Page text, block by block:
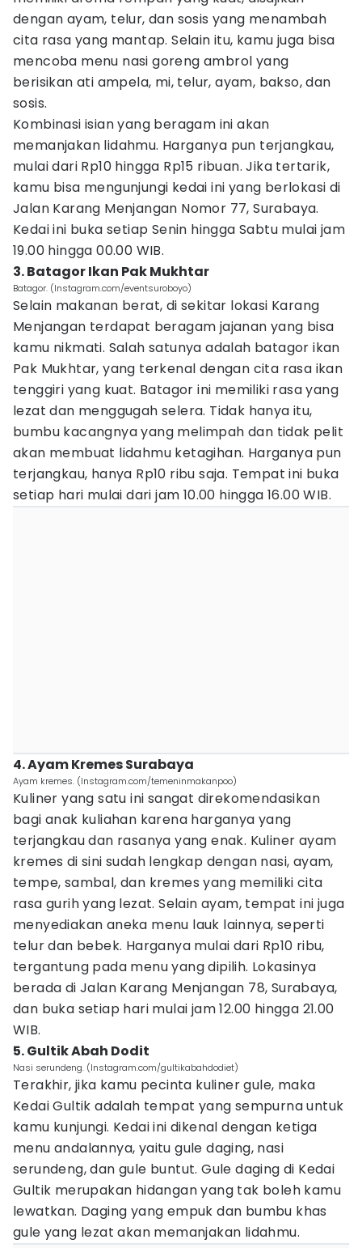
dengan ayam, telur, dan sosis yang menambah
cita rasa yang mantap. Selain itu, kamu juga bisa
mencoba menu nasi goreng ambrol yang
berisikan ati ampela, mi, telur, ayam, bakso, dan
sosis.
Kombinasi isian yang beragam ini akan
memanjakan lidahmu. Harganya pun terjangkau,
mulai dari Rp10 hingga Rp15 ribuan. Jika tertarik,
kamu bisa mengunjungi kedai ini yang berlokasi di
Jalan Karang Menjangan Nomor 77, Surabaya.
Kedai ini buka setiap Senin hingga Sabtu mulai jam
19.00 hingga 00.00 WIB.
3. Batagor Ikan Pak Mukhtar
Batagor. (Instagram.com/eventsuroboyo)
Selain makanan berat, di sekitar lokasi Karang
Menjangan terdapat beragam jajanan yang bisa
kamu nikmati. Salah satunya adalah batagor ikan
Pak Mukhtar, yang terkenal dengan cita rasa ikan
tenggiri yang kuat. Batagor ini memiliki rasa yang
lezat dan menggugah selera. Tidak hanya itu,
bumbu kacangnya yang melimpah dan tidak pelit
akan membuat lidahmu ketagihan. Harganya pun
terjangkau, hanya Rp10 ribu saja. Tempat ini buka
setiap hari mulai dari jam 10.00 hingga 16.00 WIB.
4. Ayam Kremes Surabaya
Ayam kremes. (Instagram.com/temeninmakanpoo)
Kuliner yang satu ini sangat direkomendasikan
bagi anak kuliahan karena harganya yang
terjangkau dan rasanya yang enak. Kuliner ayam
kremes di sini sudah lengkap dengan nasi, ayam,
tempe, sambal, dan kremes yang memiliki cita
rasa gurih yang lezat. Selain ayam, tempat ini juga
menyediakan aneka menu lauk lainnya, seperti
telur dan bebek. Harganya mulai dari Rp10 ribu,
tergantung pada menu yang dipilih. Lokasinya
berada di Jalan Karang Menjangan 78, Surabaya,
dan buka setiap hari mulai jam 12.00 hingga 21.00
WIB.
5. Gultik Abah Dodit
Nasi serundeng. (Instagram.com/gultikabahdodiet)
Terakhir, jika kamu pecinta kuliner gule, maka
Kedai Gultik adalah tempat yang sempurna untuk
kamu kunjungi. Kedai ini dikenal dengan ketiga
menu andalannya, yaitu gule daging, nasi
serundeng, dan gule buntut. Gule daging di Kedai
Gultik merupakan hidangan yang tak boleh kamu
lewatkan. Daging yang empuk dan bumbu khas
gule yang lezat akan memanjakan lidahmu.